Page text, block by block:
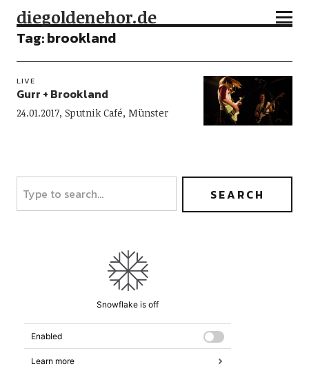
diegoldenehor.de
Tag:brookland
LIVE
Gurr + Brookland
24.01.2017, Sputnik Café, Münster